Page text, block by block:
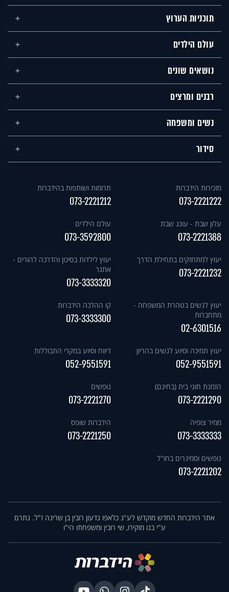
תוכניות הערוץ
עולם הילדים
נושאים שונים
רבנים ומרצים
נשים ומשפחה
סידור
מזכירות הידברות
073-2221222
תרומות ושותפות בהידברות
073-2221212
עלון שבת - עונג שבת
073-2221388
עולם הילדים
073-3592800
יעוץ למתחזקים בתחילת הדרך
073-2221232
יעוץ לילדות בסיכון והדרכה להורים -
אתגר
073-3333320
יעוץ לנשים בטהרת המשפחה -
מתחברות
02-6301516
קו ההלכה הידברות
073-3333300
יעוץ תמיכה וסיוע לנשים בהריון
052-9551591
דיווח וסיוע במקרי התבוללות
052-9551591
הזמנת חוגי בית (בחינם)
073-2221290
נופשים
073-2221270
ממיר צופיה
073-3333333
הידברות שופס
073-2221250
נופשים וסמינרים בחו"ל
073-2221202
אתר הידברות החדש מוקדש לע"נ כלאפו גדעון רובין בן שרינה ז"ל. נתרם
ע"י בנו מוקירו, שי רובין ומשפחתו הי"ו